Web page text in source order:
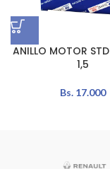
ANILLO MOTOR
1,5
Bs.17.000